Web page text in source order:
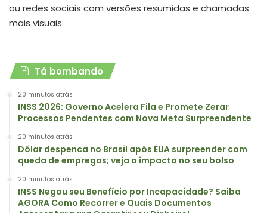
ou redes sociais com versões resumidas e chamadas
mais visuais.
Tá bombando
20 minutos atrás
INSS 2026: Governo Acelera Fila e Promete Zerar
Processos Pendentes com Nova Meta Surpreendente
20 minutos atrás
Dólar despenca no Brasil após EUA surpreender com
queda de empregos; veja o impacto no seu bolso
20 minutos atrás
INSS Negou seu Benefício por Incapacidade? Saiba
AGORA Como Recorrer e Quais Documentos